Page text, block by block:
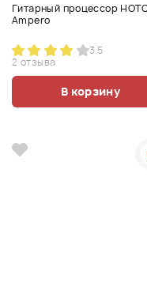
Гитарный процессор
Ampero
3.5
2 отзыва
В корзину